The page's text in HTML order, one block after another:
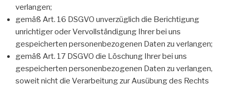
verlangen;
gemäß Art. 16 DSGVO unverzüglich die Berichtigung
unrichtiger oder Vervollständigung Ihrer bei uns
gespeicherten personenbezogenen Daten zu verlangen;
gemäß Art. 17 DSGVO die Löschung Ihrer bei uns
gespeicherten personenbezogenen Daten zu verlangen,
soweit nicht die Verarbeitung zur Ausübung des Rechts